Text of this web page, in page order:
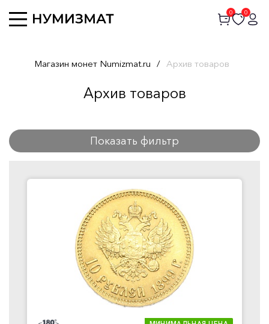
0 0
Магазин монет Numizmat.ru / Архив товаров
Архив товаров
Показать фильтр